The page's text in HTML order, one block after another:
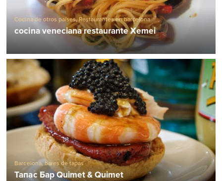
Cocina de otros países,Restaurantes en barcelona
cocina veneciana restaurante Xemei
Barcelona, ​​bares de tapas
Тапас Бар Quimet & Quimet